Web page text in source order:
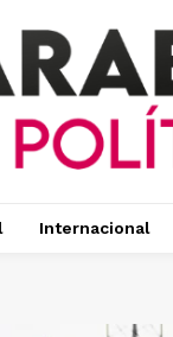
Internacional